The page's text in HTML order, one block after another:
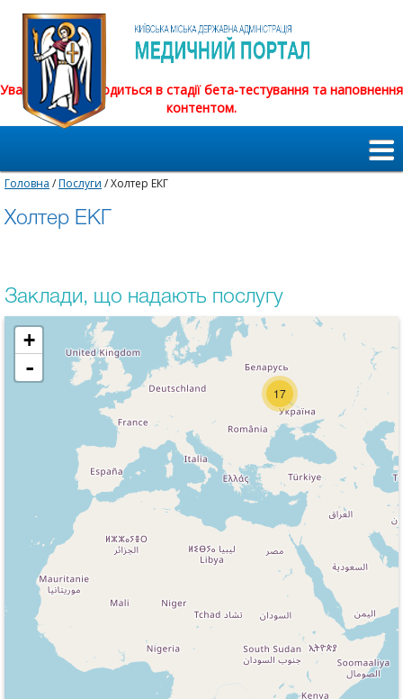
Увага! Сайт знаходиться в стадії бета-тестування та наповнення
контентом.
Головна /Послуги / Холтер ЕКГ
Холтер ЕКГ
Заклади, що надають послугу
17
+
-